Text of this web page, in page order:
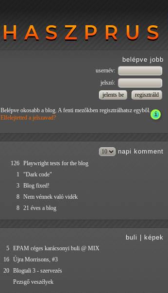
HASZPRUS
HASZPRUS
belépve jobb
usernév:
jelszó:
Belépve okosabb a blog. A fenti mezőkben regisztrálhatsz egyből.
Elfelejtetted a jelszavad?
napi komment
126 Playwright tests for the blog
1
"Dark code"
3 Blog fixed!
8 Nem vénnek való vidék
8 21 éves a blog
buli képek
5 EPAM céges karácsonyi buli @ MIX
16 Újra Morrisons, #3
20 Blogtali 3 - szervezés
Pezsgő veszélyek